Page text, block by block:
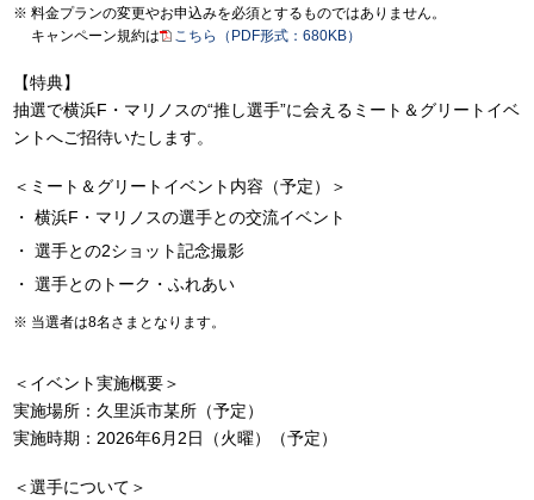
料金プランの変更やお申込みを必須とするものではありません。
キャンペーン規約は
こちら（PDF形式：680KB）
【特典】
抽選で横浜F・マリノスの“推し選手”に会えるミート＆グリートイベ
ントへご招待いたします。
＜ミート＆グリートイベント内容（予定）＞
横浜F・マリノスの選手との交流イベント
選手との2ショット記念撮影
選手とのトーク・ふれあい
当選者は8名さまとなります。
＜イベント実施概要＞
実施場所：久里浜市某所（予定）
実施時期：2026年6月2日（火曜）（予定）
＜選手について＞